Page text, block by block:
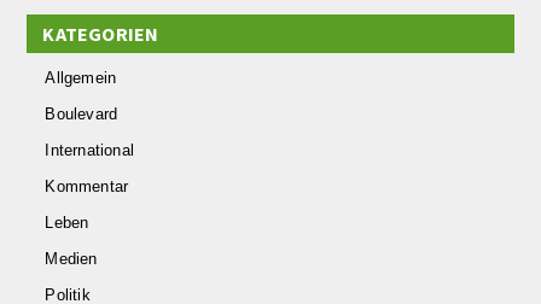
KATEGORIEN
Allgemein
Boulevard
International
Kommentar
Leben
Medien
Politik